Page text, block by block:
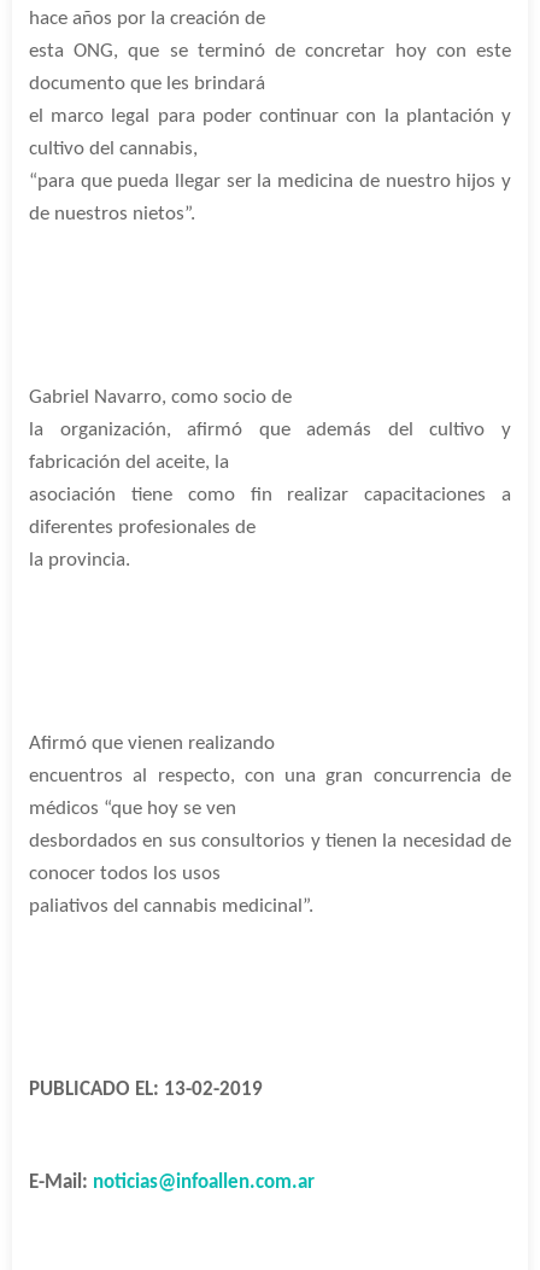
hace años por la creación de
esta ONG, que se terminó de concretar hoy con este
documento que les brindará
el marco legal para poder continuar con la plantación y
cultivo del cannabis,
“para que pueda llegar ser la medicina de nuestro hijos y
de nuestros nietos”.
Gabriel Navarro, como socio de
la organización, afirmó que además del cultivo y
fabricación del aceite, la
asociación tiene como fin realizar capacitaciones a
diferentes profesionales de
la provincia.
Afirmó que vienen realizando
encuentros al respecto, con una gran concurrencia de
médicos “que hoy se ven
desbordados en sus consultorios y tienen la necesidad de
conocer todos los usos
paliativos del cannabis medicinal”.
PUBLICADO EL: 13-02-2019
E-Mail: noticias@infoallen.com.ar